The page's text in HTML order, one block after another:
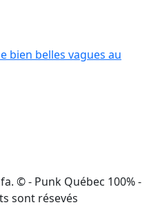
bien belles vagues au
©- Punk Québec 100% -
sont résevés